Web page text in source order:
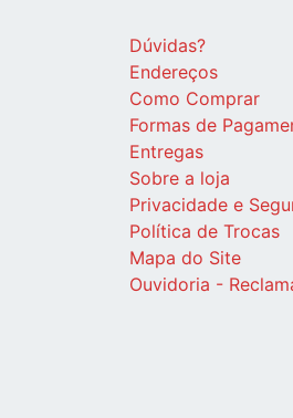
Dúvidas?
Endereços
Como Comprar
Formas de
Entregas
Sobre a loja
Privacidade e
Política de Trocas
Mapa do Site
Ouvidoria -